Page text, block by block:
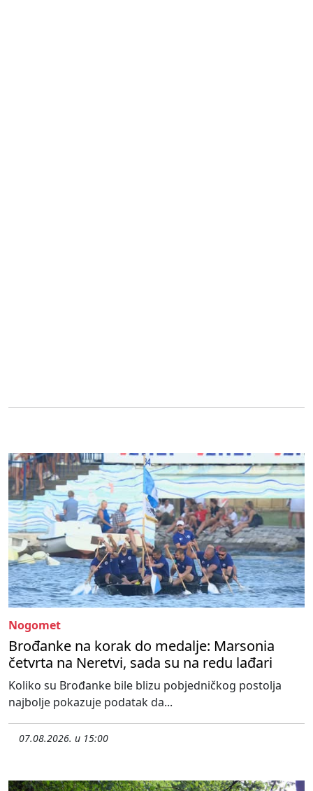
Nogomet
Brođanke na korak do medalje: Marsonia
četvrta na Neretvi, sada su na redu lađari
Koliko su Brođanke bile blizu pobjedničkog postolja
najbolje pokazuje podatak da...
07.08.2026. u 15:00